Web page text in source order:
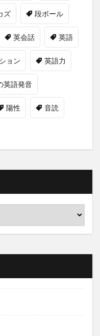
ズ 段ボール
英会話 英語
ョン 英語力
英語発音
陽性 音読